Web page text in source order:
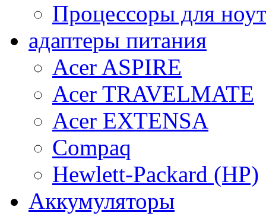
Процессоры для
адаптеры питания
Acer ASPIRE
Acer TRAVELMATE
Acer EXTENSA
Compaq
Hewlett-Packard (HP)
Аккумуляторы